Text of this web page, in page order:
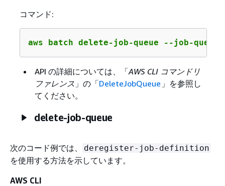
コマンド:
aws batch delete-job-queue --job-queue
API の詳細については、「AWS CLI コマンドリ
ファレンス 」の「DeleteJobQueue 」を参照し
てください。
delete-job-queue
次のコード例では、 deregister-job-definition
を使用する方法を示しています。
AWS CLI